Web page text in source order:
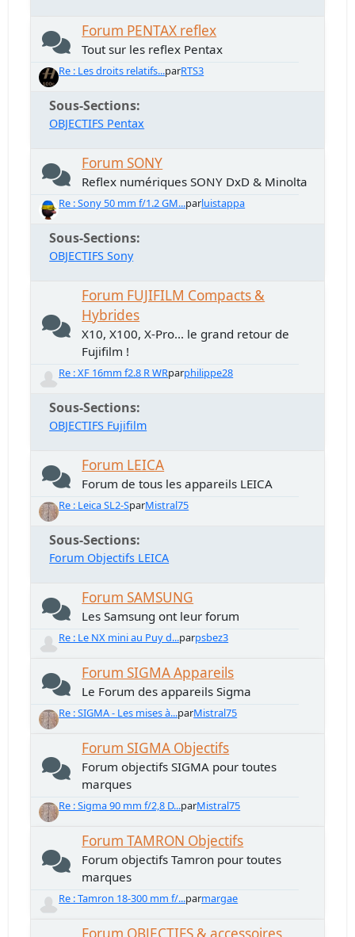
Forum PENTAX reflex
Tout sur les reflex Pentax
Re : Les droits relatifs...parRTS3
Sous-Sections
OBJECTIFS Pentax
Forum SONY
Reflex numériques SONY DxD & Minolta
Re : Sony 50 mm f/1.2 GM...parluistappa
Sous-Sections
OBJECTIFS Sony
Forum FUJIFILM Compacts &
Hybrides
X10, X100, X-Pro... le grand retour de
Fujifilm !
Re : XF 16mm f2.8 R WRparphilippe28
Sous-Sections
OBJECTIFS Fujifilm
Forum LEICA
Forum de tous les appareils LEICA
Re : Leica SL2-SparMistral75
Sous-Sections
Forum Objectifs LEICA
Forum SAMSUNG
Les Samsung ont leur forum
Re : Le NX mini au Puy d...parpsbez3
Forum SIGMA Appareils
Le Forum des appareils Sigma
Re : SIGMA - Les mises à...parMistral75
Forum SIGMA Objectifs
Forum objectifs SIGMA pour toutes
marques
Re : Sigma 90 mm f/2,8 D...parMistral75
Forum TAMRON Objectifs
Forum objectifs Tamron pour toutes
marques
Re : Tamron 18-300 mm f/...parmargae